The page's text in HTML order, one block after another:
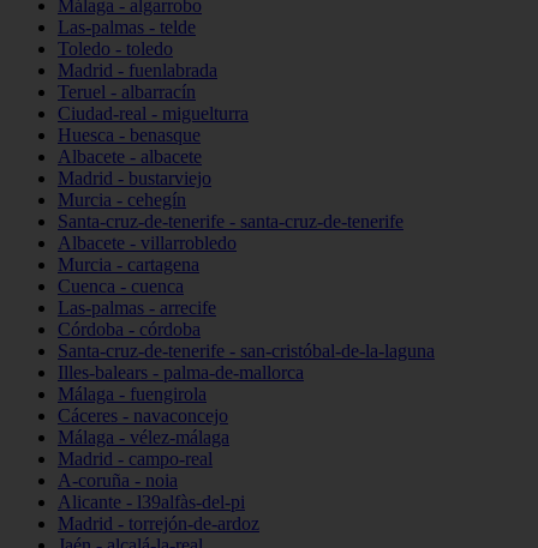
Málaga - algarrobo
Las-palmas - telde
Toledo - toledo
Madrid - fuenlabrada
Teruel - albarracín
Ciudad-real - miguelturra
Huesca - benasque
Albacete - albacete
Madrid - bustarviejo
Murcia - cehegín
Santa-cruz-de-tenerife - santa-cruz-de-tenerife
Albacete - villarrobledo
Murcia - cartagena
Cuenca - cuenca
Las-palmas - arrecife
Córdoba - córdoba
Santa-cruz-de-tenerife - san-cristóbal-de-la-laguna
Illes-balears - palma-de-mallorca
Málaga - fuengirola
Cáceres - navaconcejo
Málaga - vélez-málaga
Madrid - campo-real
A-coruña - noia
Alicante - l39alfàs-del-pi
Madrid - torrejón-de-ardoz